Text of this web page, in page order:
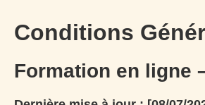
Conditions
Formation en ligne